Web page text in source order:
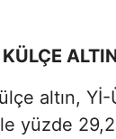
altın,
yüzde